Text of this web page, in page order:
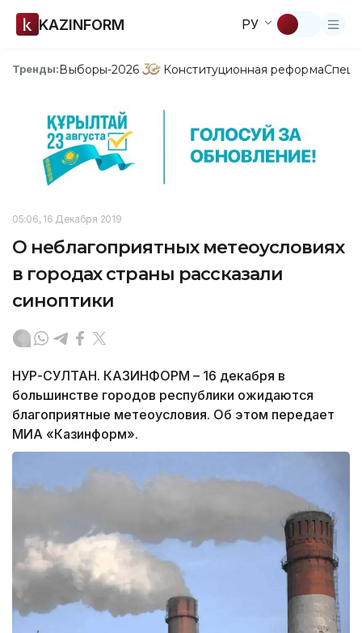
KAZINFORM РУ
Тренды:Выборы-2026 Конституционная реформа
05:06, 16 Декабря 2019
О неблагоприятных метеоусловиях
в городах страны рассказали
синоптики
НУР-СУЛТАН. КАЗИНФОРМ – 16 декабря в
большинстве городов республики ожидаются
благоприятные метеоусловия. Об этом передает
МИА «Казинформ».